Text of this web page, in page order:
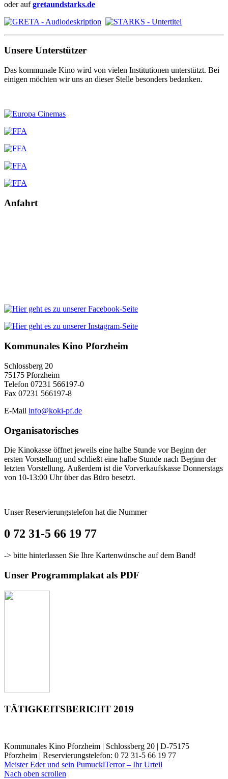
oder aufgretaundstarks.de
Unsere Unterstützer
Das kommunale Kino wird von vielen Institutionen unterstützt. Bei
einigen möchten wir uns an dieser Stelle besonders bedanken.
Anfahrt
Kommunales Kino Pforzheim
Schlossberg 20
75175 Pforzheim
Telefon 07231 566197-0
Fax 07231 566197-8
E-Mail info@koki-pf.de
Organisatorisches
Die Kinokasse öffnet jeweils eine halbe Stunde vor Beginn der
ersten Vorstellung und schließt eine halbe Stunde nach Beginn der
letzten Vorstellung. Außerdem ist die Vorverkaufskasse Donnerstags
von 10-13:00 Uhr über das Büro besetzt.
Unser Reservierungstelefon hat die Nummer
0 72 31-5 66 19 77
-> bitte hinterlassen Sie Ihre Kartenwünsche auf dem Band!
Unser Programmplakat als PDF
TÄTIGKEITSBERICHT 2019
Kommunales Kino Pforzheim | Schlossberg 20 | D-75175
Pforzheim | Reservierungstelefon: 0 72 31-5 66 19 77
Meister Eder und sein PumucklTerror – Ihr Urteil
Nach oben scrollen